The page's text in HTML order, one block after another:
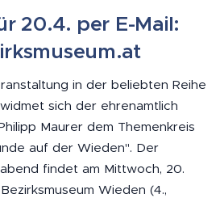
20.4. per E-Mail:
in der beliebten Reihe
sich der ehrenamtlich
Maurer dem Themenkreis
auf der Wieden". Der
findet am Mittwoch, 20.
Wieden (4.,